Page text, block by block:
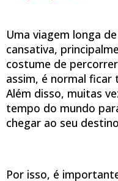
Uma viagem longa
cansativa,
costume de
assim, é normal
Além disso, muitas
tempo do mundo
chegar ao seu
Por isso, é